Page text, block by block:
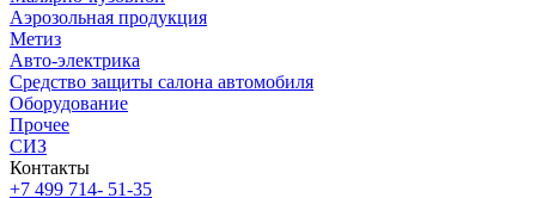
Аэрозольная продукция
Метиз
Авто-электрика
Средство защиты салона автомобиля
Оборудование
Прочее
СИЗ
Контакты
+7 499 714- 51-35